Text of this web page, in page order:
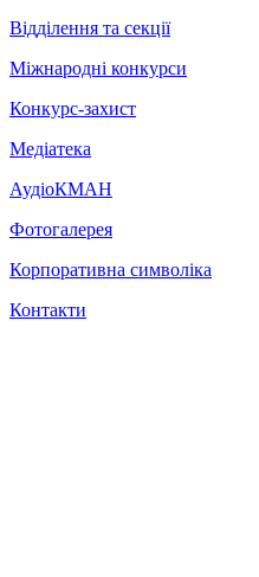
Відділення та секції
Міжнародні конкурси
Конкурс-захист
Медіатека
АудіоКМАН
Фотогалерея
Корпоративна символіка
Контакти